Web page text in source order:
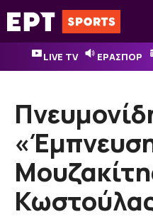
Μετάβαση
σε
περιεχόμενο
LIVE TV ΕΡΑΣΠΟΡ